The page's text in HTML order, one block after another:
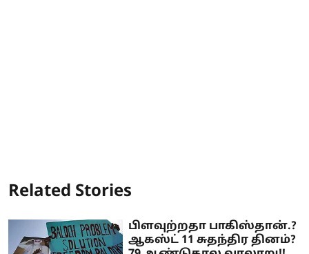
Related Stories
பிளவுற்றதா பாகிஸ்தான்.?
ஆகஸ்ட் 11 சுதந்திர தினம்?